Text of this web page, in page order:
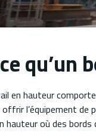
en hauteur
l’équipement de
hauteur où des